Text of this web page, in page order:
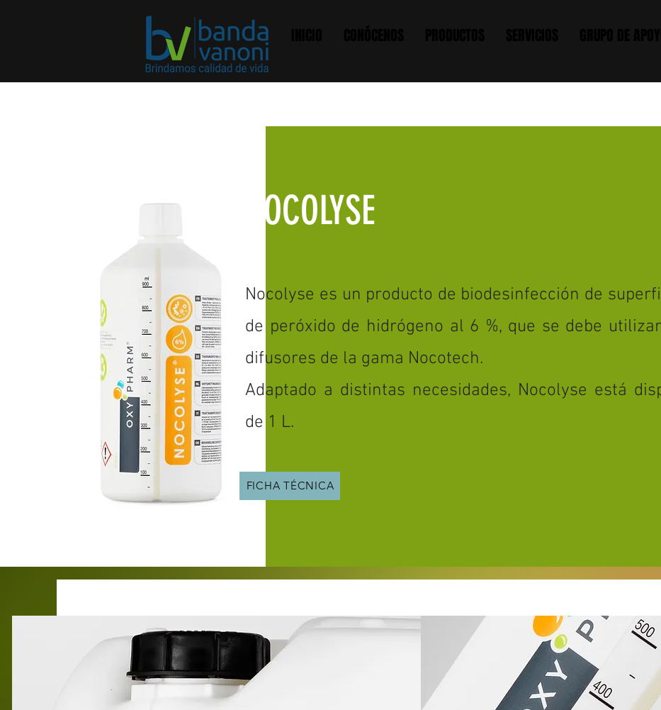
NOCOLYSE
Nocolyse es un producto de biodesinfección de
de peróxido de hidrógeno al 6 %, que se debe
difusores de la gama Nocotech.
Adaptado a distintas necesidades, Nocolyse está
de 1 L.
FICHA TÉCNICA